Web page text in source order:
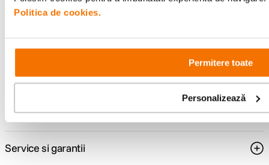
Politica de cookies.
Permitere toate
Personalizează
Consultanta
Comenzi si livrare
Suport
Service si garantii